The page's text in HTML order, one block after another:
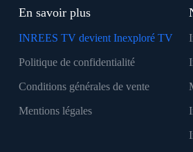
En savoir plus
INREES TV devient Inexploré TV
Politique de confidentialité
Conditions générales de vente
Mentions légales